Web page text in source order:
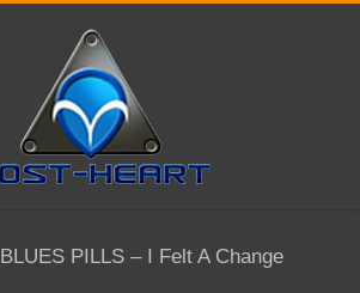
BLUES PILLS – I Felt A Change